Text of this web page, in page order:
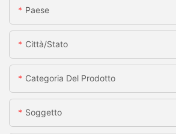
Paese
Città/stato
Categoria Del Prodotto
Soggetto